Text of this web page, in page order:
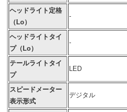
ヘッドライト定格
（Lo）
-
ヘッドライトタイ
プ（Lo）
-
テールライトタイ
プ
LED
スピードメーター
表示形式
デジタル